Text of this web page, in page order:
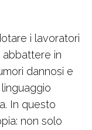
i lavoratori
abbattere in
dannosi e
In questo
non solo